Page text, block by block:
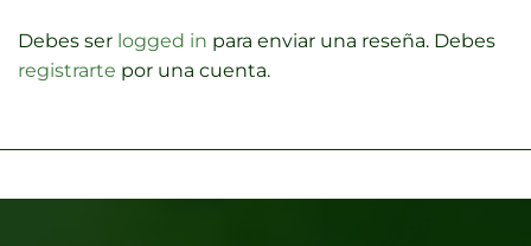
Debes ser logged in para enviar una reseña. Debes
registrarte por una cuenta.